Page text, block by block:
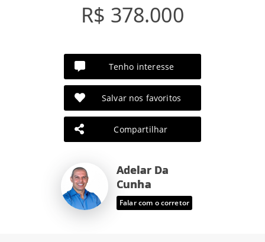
R$ 378.000
Tenho interesse
Salvar nos favoritos
Compartilhar
Adelar Da
Cunha
Falar com o corretor